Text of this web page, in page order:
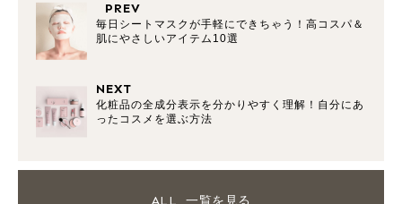
PREV
毎日シートマスクが手軽にできちゃう！高コスパ＆
肌にやさしいアイテム10選
NEXT
化粧品の全成分表示を分かりやすく理解！自分にあ
ったコスメを選ぶ方法
ALL 一覧を見る